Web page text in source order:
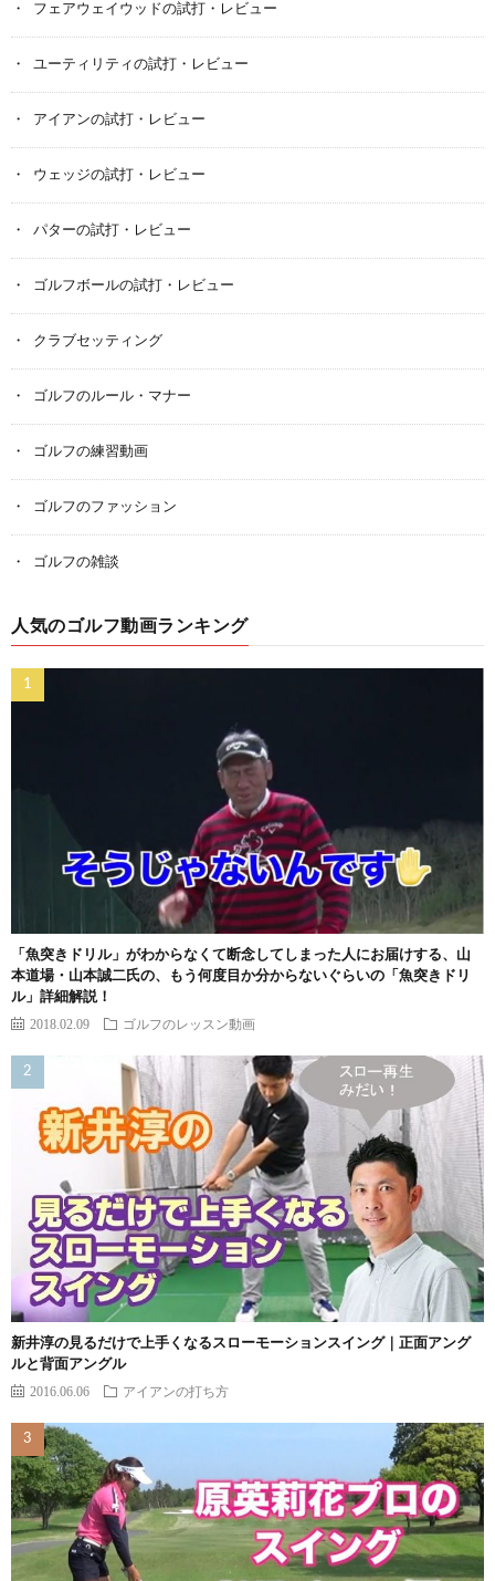
フェアウェイウッドの試打・レビュー
ユーティリティの試打・レビュー
アイアンの試打・レビュー
ウェッジの試打・レビュー
パターの試打・レビュー
ゴルフボールの試打・レビュー
クラブセッティング
ゴルフのルール・マナー
ゴルフの練習動画
ゴルフのファッション
ゴルフの雑談
人気のゴルフ動画ランキング
「魚突きドリル」がわからなくて断念してしまった人にお届けする、山
本道場・山本誠二氏の、もう何度目か分からないぐらいの「魚突きドリ
ル」詳細解説！
2018.02.09 ゴルフのレッスン動画
新井淳の見るだけで上手くなるスローモーションスイング｜正面アング
ルと背面アングル
2016.06.06 アイアンの打ち方